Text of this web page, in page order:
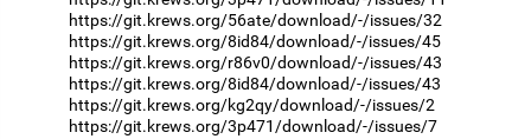
https://git.krews.org/56ate/download/-/issues/32
https://git.krews.org/8id84/download/-/issues/45
https://git.krews.org/r86v0/download/-/issues/43
https://git.krews.org/8id84/download/-/issues/43
https://git.krews.org/kg2qy/download/-/issues/2
https://git.krews.org/3p471/download/-/issues/7